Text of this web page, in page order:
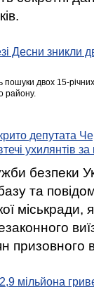
Десни зникли
пошуки двох 15-
району.
депутата
ухилянтів
безпеки
та
призовного
мільйона